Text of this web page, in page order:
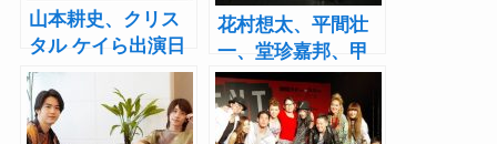
山本耕史、クリス
タル ケイら出演日
米合作ミュージカ
ル『RENT』稽古ス
タート
花村想太、平間壮
一、堂珍嘉邦、甲
斐翔真らが圧巻の
歌唱披露！ミュー
ジカル『RENT』製